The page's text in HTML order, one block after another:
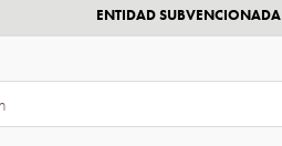
ENTIDAD SUBVENCIONADA